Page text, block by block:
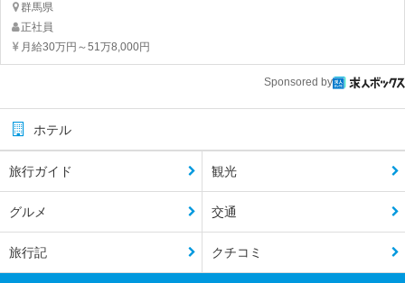
群馬県
正社員
月給30万円～51万8,000円
Sponsored by
ホテル
旅行ガイド 観光
グルメ 交通
旅行記 クチコミ